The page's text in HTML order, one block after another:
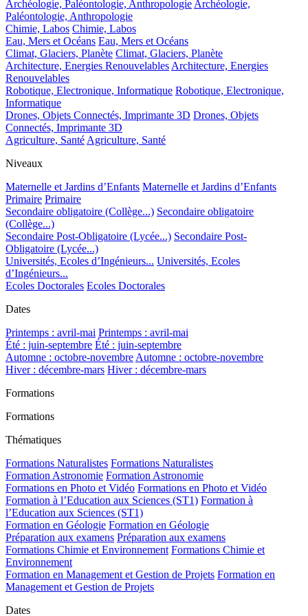
Archéologie, Paléontologie, Anthropologie Archéologie,
Paléontologie, Anthropologie
Chimie, Labos Chimie, Labos
Eau, Mers et Océans Eau, Mers et Océans
Climat, Glaciers, Planète Climat, Glaciers, Planète
Architecture, Energies Renouvelables Architecture, Energies
Renouvelables
Robotique, Electronique, Informatique Robotique, Electronique,
Informatique
Drones, Objets Connectés, Imprimante 3D Drones, Objets
Connectés, Imprimante 3D
Agriculture, Santé Agriculture, Santé
Niveaux
Maternelle et Jardins d’Enfants Maternelle et Jardins d’Enfants
Primaire Primaire
Secondaire obligatoire (Collège...) Secondaire obligatoire
(Collège...)
Secondaire Post-Obligatoire (Lycée...) Secondaire Post-
Obligatoire (Lycée...)
Universités, Ecoles d’Ingénieurs... Universités, Ecoles
d’Ingénieurs...
Ecoles Doctorales Ecoles Doctorales
Dates
Printemps : avril-mai Printemps : avril-mai
Été : juin-septembre Été : juin-septembre
Automne : octobre-novembre Automne : octobre-novembre
Hiver : décembre-mars Hiver : décembre-mars
Formations
Formations
Thématiques
Formations Naturalistes Formations Naturalistes
Formation Astronomie Formation Astronomie
Formations en Photo et Vidéo Formations en Photo et Vidéo
Formation à l’Education aux Sciences (ST1) Formation à
l’Education aux Sciences (ST1)
Formation en Géologie Formation en Géologie
Préparation aux examens Préparation aux examens
Formations Chimie et Environnement Formations Chimie et
Environnement
Formation en Management et Gestion de Projets Formation en
Management et Gestion de Projets
Dates